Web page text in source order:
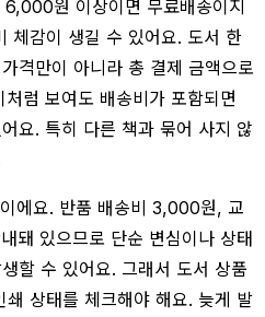
6,000원 이상이면 무료배송이지
체감이 생길 수 있어요. 도서 한
격만이 아니라 총 결제 금액으로
럼 보여도 배송비가 포함되면
요. 특히 다른 책과 묶어 사지 않
이에요. 반품 배송비 3,000원, 교
돼 있으므로 단순 변심이나 상태
할 수 있어요. 그래서 도서 상품
상태를 체크해야 해요. 늦게 발